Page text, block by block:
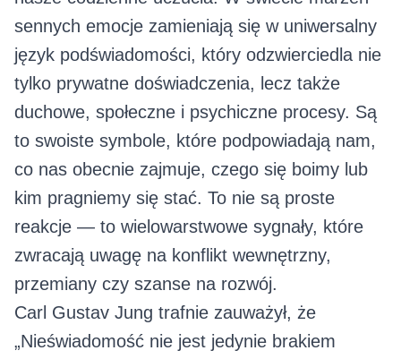
sennych emocje zamieniają się w uniwersalny
język podświadomości, który odzwierciedla nie
tylko prywatne doświadczenia, lecz także
duchowe, społeczne i psychiczne procesy. Są
to swoiste symbole, które podpowiadają nam,
co nas obecnie zajmuje, czego się boimy lub
kim pragniemy się stać. To nie są proste
reakcje — to wielowarstwowe sygnały, które
zwracają uwagę na konflikt wewnętrzny,
przemiany czy szanse na rozwój.
Carl Gustav Jung trafnie zauważył, że
„Nieświadomość nie jest jedynie brakiem